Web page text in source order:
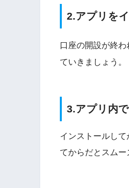
2.アプリを
口座の開設が終
ていきましょう。
3.アプリ内
インストールし
てからだとスムー